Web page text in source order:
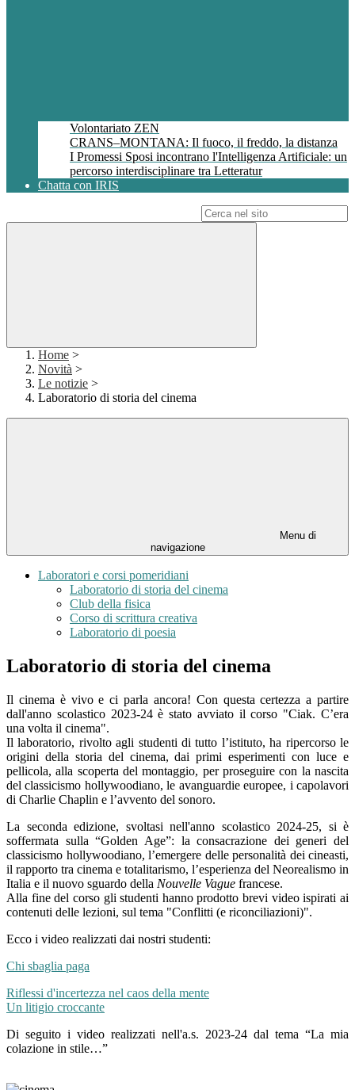
Volontariato ZEN
CRANS–MONTANA: Il fuoco, il freddo, la distanza
I Promessi Sposi incontrano l'Intelligenza Artificiale: un
percorso interdisciplinare tra Letteratur
Chatta con IRIS
Home >
Novità >
Le notizie >
Laboratorio di storia del cinema
Menu di
navigazione
Laboratori e corsi pomeridiani
Laboratorio di storia del cinema
Club della fisica
Corso di scrittura creativa
Laboratorio di poesia
Laboratorio di storia del cinema
Il cinema è vivo e ci parla ancora! Con questa certezza a partire
dall'anno scolastico 2023-24 è stato avviato il corso "Ciak. C’era
una volta il cinema".
Il laboratorio, rivolto agli studenti di tutto l’istituto, ha ripercorso le
origini della storia del cinema, dai primi esperimenti con luce e
pellicola, alla scoperta del montaggio, per proseguire con la nascita
del classicismo hollywoodiano, le avanguardie europee, i capolavori
di Charlie Chaplin e l’avvento del sonoro.
La seconda edizione, svoltasi nell'anno scolastico 2024-25, si è
soffermata sulla “Golden Age”: la consacrazione dei generi del
classicismo hollywoodiano, l’emergere delle personalità dei cineasti,
il rapporto tra cinema e totalitarismo, l’esperienza del Neorealismo in
Italia e il nuovo sguardo della Nouvelle Vague francese.
Alla fine del corso gli studenti hanno prodotto brevi video ispirati ai
contenuti delle lezioni, sul tema "Conflitti (e riconciliazioni)".
Ecco i video realizzati dai nostri studenti:
Chi sbaglia paga
Riflessi d'incertezza nel caos della mente
Un litigio croccante
Di seguito i video realizzati nell'a.s. 2023-24 dal tema “La mia
colazione in stile…”